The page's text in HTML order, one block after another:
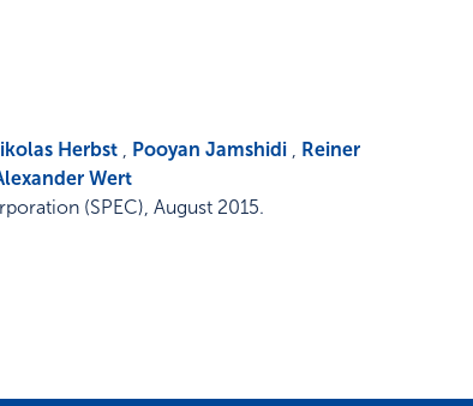
Herbst Pooyan Jamshidi
Reiner
Wert
(SPEC) August 2015.